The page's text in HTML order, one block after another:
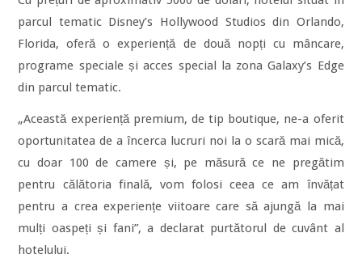
parcul tematic Disney’s Hollywood Studios din Orlando,
Florida, oferă o experiență de două nopți cu mâncare,
programe speciale și acces special la zona Galaxy’s Edge
din parcul tematic.
„Această experiență premium, de tip boutique, ne-a oferit
oportunitatea de a încerca lucruri noi la o scară mai mică,
cu doar 100 de camere și, pe măsură ce ne pregătim
pentru călătoria finală, vom folosi ceea ce am învățat
pentru a crea experiențe viitoare care să ajungă la mai
mulți oaspeți și fani”, a declarat purtătorul de cuvânt al
hotelului.